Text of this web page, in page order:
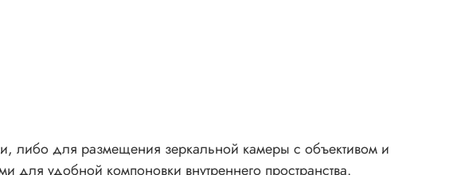
либо для размещения зеркальной камеры с объективом и
удобной компоновки внутреннего пространства.